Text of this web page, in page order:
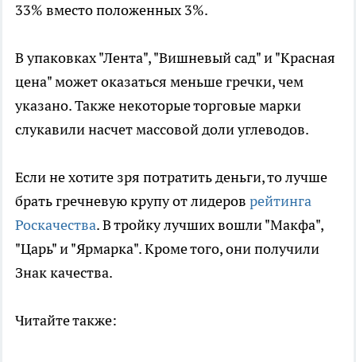
33% вместо положенных 3%.
В упаковках "Лента", "Вишневый сад" и "Красная
цена" может оказаться меньше гречки, чем
указано. Также некоторые торговые марки
слукавили насчет массовой доли углеводов.
Если не хотите зря потратить деньги, то лучше
брать гречневую крупу от лидеров рейтинга
Роскачества. В тройку лучших вошли "Макфа",
"Царь" и "Ярмарка". Кроме того, они получили
Знак качества.
Читайте также: